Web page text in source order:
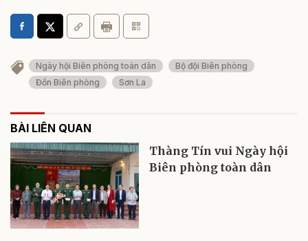
Ngày hội Biên phòng toàn dân
Bộ đội Biên phòng
Đồn Biên phòng
Sơn La
BÀI LIÊN QUAN
Thàng Tín vui Ngày hội
Biên phòng toàn dân